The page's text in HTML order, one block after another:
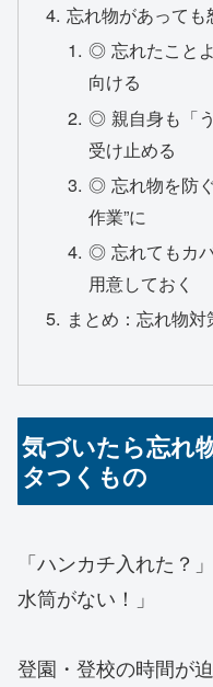
忘れ物があっても
◎ 忘れたこと
向ける
◎ 親自身も「
受け止める
◎ 忘れ物を防
作業”に
◎ 忘れてもカバ
用意しておく
まとめ：忘れ物対
気づいたら忘れ
タつくもの
「ハンカチ入れた？
水筒がない！」
登園・登校の時間が